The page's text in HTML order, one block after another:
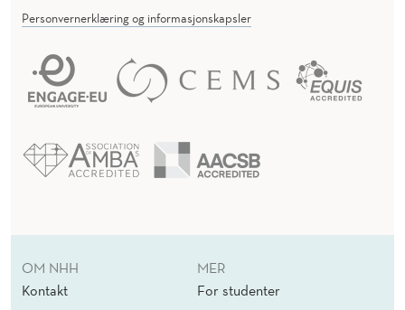
Personvernerklæring og informasjonskapsler
OM NHH
Kontakt
MER
For studenter